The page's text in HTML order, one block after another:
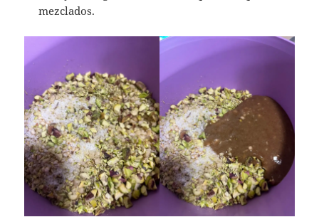
mezclados.